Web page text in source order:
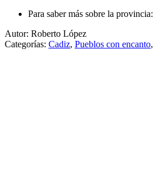
Para saber más sobre la provincia:
Autor: Roberto López
Categorías: Cadiz, Pueblos con encanto,